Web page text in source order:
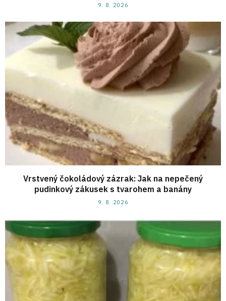
9. 8. 2026
Vrstvený čokoládový zázrak: Jak na nepečený
pudinkový zákusek s tvarohem a banány
9. 8. 2026